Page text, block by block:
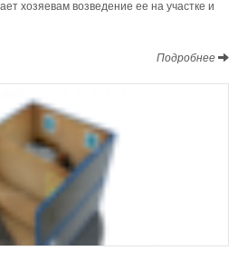
хозяевам возведение ее на участке и
Подробнее